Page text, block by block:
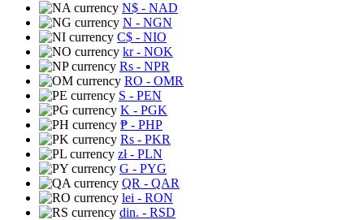
N$ - NAD
N - NGN
C$ - NIO
kr- NOK
Rs - NPR
RO - OMR
S - PEN
K - PGK
₱ - PHP
Rs - PKR
zł- PLN
G - PYG
QR - QAR
lei - RON
din. - RSD